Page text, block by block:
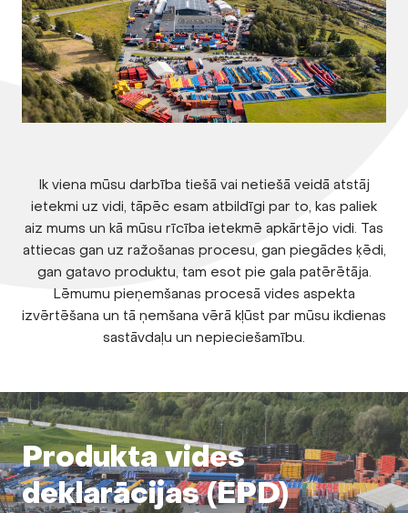
Ik viena mūsu darbība tiešā vai netiešā veidā atstāj
ietekmi uz vidi, tāpēc esam atbildīgi par to, kas paliek
aiz mums un kā mūsu rīcība ietekmē apkārtējo vidi. Tas
attiecas gan uz ražošanas procesu, gan piegādes ķēdi,
gan gatavo produktu, tam esot pie gala patērētāja.
Lēmumu pieņemšanas procesā vides aspekta
izvērtēšana un tā ņemšana vērā kļūst par mūsu ikdienas
sastāvdaļu un nepieciešamību.
Produkta vides
deklarācijas (EPD)